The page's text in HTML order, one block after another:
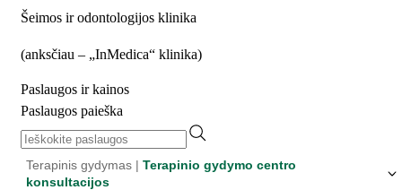
Šeimos ir odontologijos klinika
(anksčiau – „InMedica“ klinika)
Paslaugos ir kainos
Paslaugos paieška
Terapinis gydymas | Terapinio gydymo centro
konsultacijos